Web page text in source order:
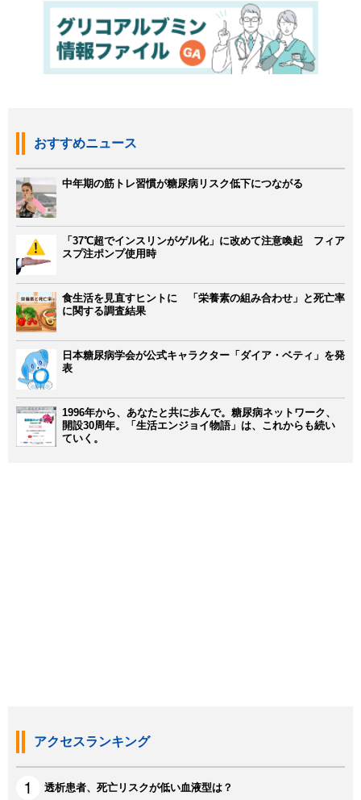
おすすめニュース
中年期の筋トレ習慣が糖尿病リスク低下につながる
「37℃超でインスリンがゲル化」に改めて注意喚起 フィア
スプ注ポンプ使用時
食生活を見直すヒントに 「栄養素の組み合わせ」と死亡率
に関する調査結果
日本糖尿病学会が公式キャラクター「ダイア・ベティ」を発
表
1996年から、あなたと共に歩んで。糖尿病ネットワーク、
開設30周年。「生活エンジョイ物語」は、これからも続い
ていく。
アクセスランキング
透析患者、死亡リスクが低い血液型は？